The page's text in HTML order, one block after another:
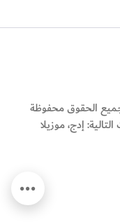
إدج، موزيلا